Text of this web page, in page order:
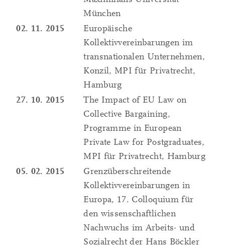
München
02. 11. 2015
Europäische
Kollektivvereinbarungen im
transnationalen Unternehmen,
Konzil, MPI für Privatrecht,
Hamburg
27. 10. 2015
The Impact of EU Law on
Collective Bargaining,
Programme in European
Private Law for Postgraduates,
MPI für Privatrecht, Hamburg
05. 02. 2015
Grenzüberschreitende
Kollektivvereinbarungen in
Europa, 17. Colloquium für
den wissenschaftlichen
Nachwuchs im Arbeits- und
Sozialrecht der Hans Böckler